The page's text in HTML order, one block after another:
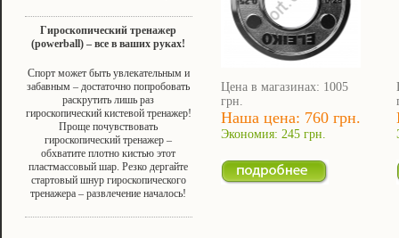
Гироскопический тренажер
(powerball) – все в ваших руках!
Спорт может быть увлекательным и
забавным – достаточно попробовать
раскрутить лишь раз
гироскопический кистевой тренажер!
Проще почувствовать
гироскопический тренажер –
обхватите плотно кистью этот
пластмассовый шар. Резко дергайте
стартовый шнур гироскопического
тренажера – развлечение началось!
Цена в магазинах: 1005
грн.
Наша цена: 760 грн.
Экономия: 245 грн.